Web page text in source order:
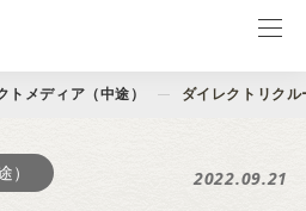
トメディア（中途） ダイレクトリク
） 2022.09.21